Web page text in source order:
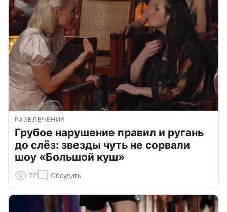
РАЗВЛЕЧЕНИЯ
Грубое нарушение правил и ругань
до слёз: звезды чуть не сорвали
шоу «Большой куш»
72 Обсудить